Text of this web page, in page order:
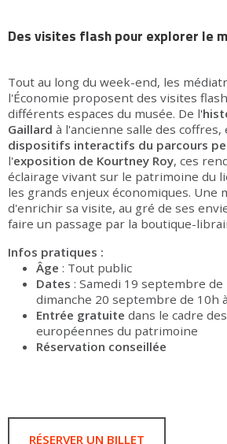
Des visites flash pour explorer le
Tout au long du week-end, les
l'Économie proposent des visites
différents espaces du musée. De l'
Gaillard à l'ancienne salle des
dispositifs interactifs du parcours
l'exposition de Kourtney Roy, ces
éclairage vivant sur le patrimoine du
les grands enjeux économiques. Une
d'enrichir sa visite, au gré de ses
faire un passage par la boutique-
Infos pratiques :
Âge : Tout public
Dates : Samedi 19 septembre
dimanche 20 septembre de 10h
Entrée gratuite dans le cadre
européennes du patrimoine
Réservation conseillée
RÉSERVER UN BILLET